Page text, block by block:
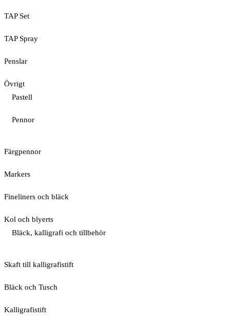
TAP Set
TAP Spray
Penslar
Övrigt
Pastell
Pennor
Färgpennor
Markers
Fineliners och bläck
Kol och blyerts
Bläck, kalligrafi och tillbehör
Skaft till kalligrafistift
Bläck och Tusch
Kalligrafistift